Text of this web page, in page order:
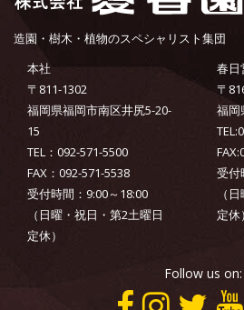
造園・樹木・植物のスペシャリスト集団
本社
〒811-1302
福岡県福岡市南区井尻5-20-
15
TEL：092-571-5500
FAX：092-571-5538
受付時間：9:00～18:00
（日曜・祝日・第2土曜日
定休）
春日
〒
福岡
受付
（
定休）
Follow us on: